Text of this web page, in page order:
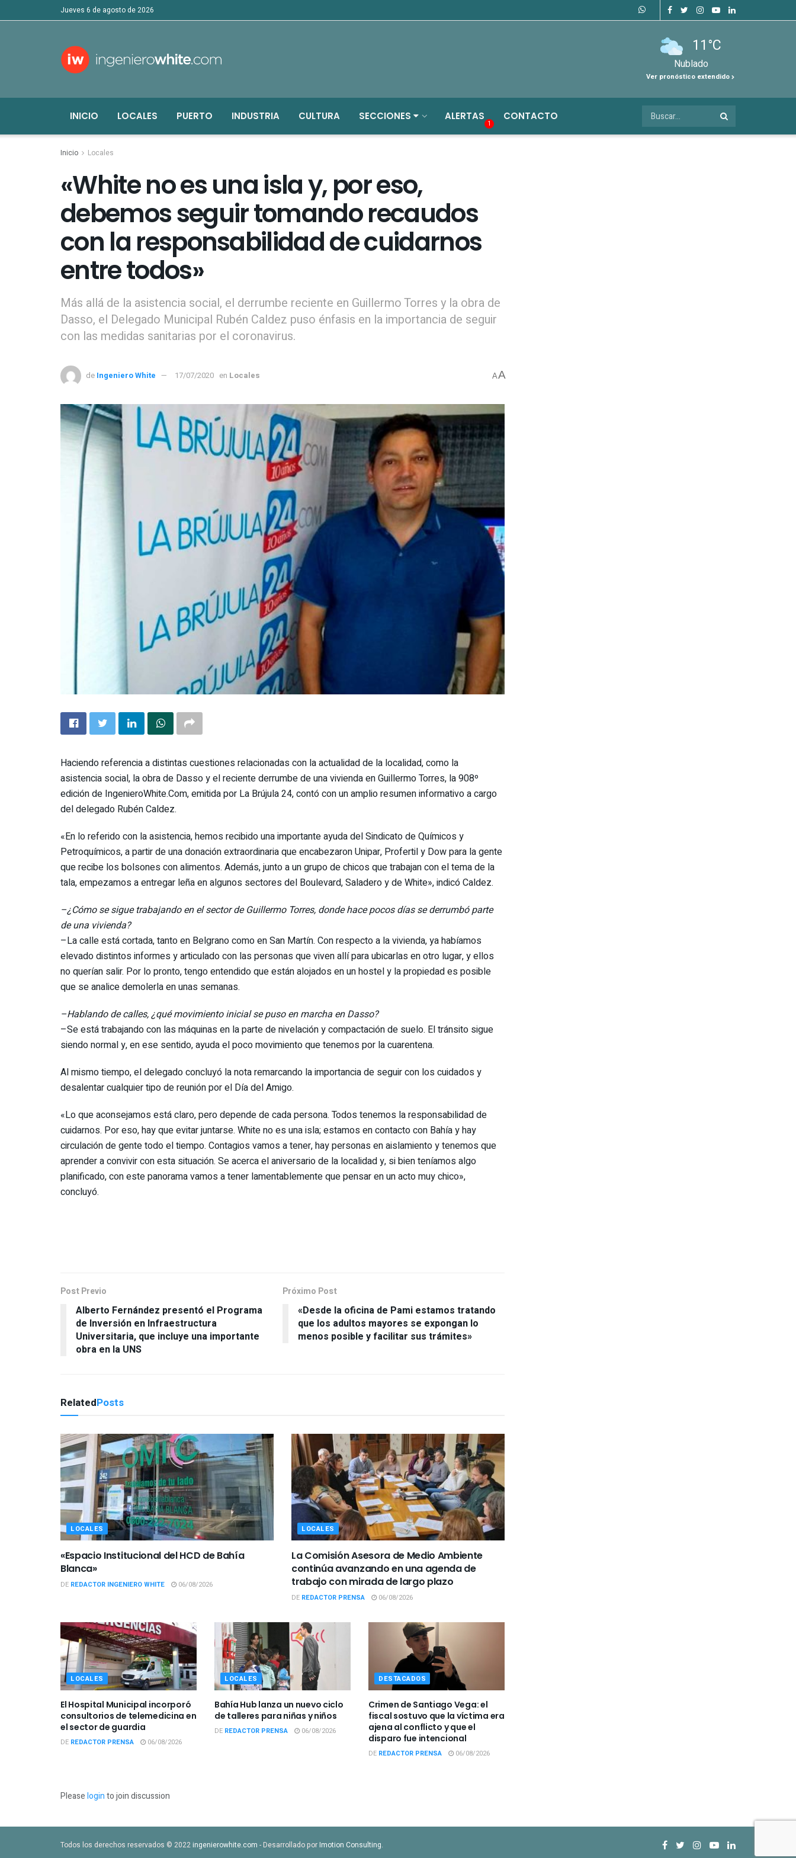
jueves 6 de agosto de 2026
11°C
Nublado
Ver pronóstico extendido
INICIO LOCALES PUERTO INDUSTRIA CULTURA SECCIONES ALERTAS
1
CONTACTO
Inicio Locales
«White no es una isla y, por eso,
debemos seguir tomando recaudos
con la responsabilidad de cuidarnos
entre todos»
Más allá de la asistencia social, el derrumbe reciente en Guillermo Torres y la obra de
Dasso, el Delegado Municipal Rubén Caldez puso énfasis en la importancia de seguir
con las medidas sanitarias por el coronavirus.
de Ingeniero White 17/07/2020 en Locales AA
Haciendo referencia a distintas cuestiones relacionadas con la actualidad de la localidad, como la
asistencia social, la obra de Dasso y el reciente derrumbe de una vivienda en Guillermo Torres, la 908º
edición de IngenieroWhite.Com, emitida por La Brújula 24, contó con un amplio resumen informativo a cargo
del delegado Rubén Caldez.
«En lo referido con la asistencia, hemos recibido una importante ayuda del Sindicato de Químicos y
Petroquímicos, a partir de una donación extraordinaria que encabezaron Unipar, Profertil y Dow para la gente
que recibe los bolsones con alimentos. Además, junto a un grupo de chicos que trabajan con el tema de la
tala, empezamos a entregar leña en algunos sectores del Boulevard, Saladero y de White», indicó Caldez.
–¿Cómo se sigue trabajando en el sector de Guillermo Torres, donde hace pocos días se derrumbó parte
de una vivienda?
–La calle está cortada, tanto en Belgrano como en San Martín. Con respecto a la vivienda, ya habíamos
elevado distintos informes y articulado con las personas que viven allí para ubicarlas en otro lugar, y ellos
no querían salir. Por lo pronto, tengo entendido que están alojados en un hostel y la propiedad es posible
que se analice demolerla en unas semanas.
–Hablando de calles, ¿qué movimiento inicial se puso en marcha en Dasso?
–Se está trabajando con las máquinas en la parte de nivelación y compactación de suelo. El tránsito sigue
siendo normal y, en ese sentido, ayuda el poco movimiento que tenemos por la cuarentena.
Al mismo tiempo, el delegado concluyó la nota remarcando la importancia de seguir con los cuidados y
desalentar cualquier tipo de reunión por el Día del Amigo.
«Lo que aconsejamos está claro, pero depende de cada persona. Todos tenemos la responsabilidad de
cuidarnos. Por eso, hay que evitar juntarse. White no es una isla; estamos en contacto con Bahía y hay
circulación de gente todo el tiempo. Contagios vamos a tener, hay personas en aislamiento y tenemos que
aprender a convivir con esta situación. Se acerca el aniversario de la localidad y, si bien teníamos algo
planificado, con este panorama vamos a tener lamentablemente que pensar en un acto muy chico»,
concluyó.
Post Previo
Alberto Fernández presentó el Programa
de Inversión en Infraestructura
Universitaria, que incluye una importante
obra en la UNS
Próximo Post
«Desde la oficina de Pami estamos tratando
que los adultos mayores se expongan lo
menos posible y facilitar sus trámites»
RelatedPosts
LOCALES
«Espacio Institucional del HCD de Bahía
Blanca»
DE REDACTOR INGENIERO WHITE 06/08/2026
LOCALES
La Comisión Asesora de Medio Ambiente
continúa avanzando en una agenda de
trabajo con mirada de largo plazo
DE REDACTOR PRENSA 06/08/2026
LOCALES
El Hospital Municipal incorporó
consultorios de telemedicina en
el sector de guardia
DE REDACTOR PRENSA 06/08/2026
LOCALES
Bahía Hub lanza un nuevo ciclo
de talleres para niñas y niños
DE REDACTOR PRENSA 06/08/2026
DESTACADOS
Crimen de Santiago Vega: el
fiscal sostuvo que la víctima era
ajena al conflicto y que el
disparo fue intencional
DE REDACTOR PRENSA 06/08/2026
Pleaseloginto join discussion
Todos los derechos reservados © 2022ingenierowhite.com - Desarrollado porImotion Consulting.